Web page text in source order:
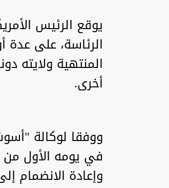
يوقع الرئيس
الرئاسة، على عدة
المنتهية ولايته
أخرى.
ووفقا لوكالة
في يومه الأول من
وإعادة الانضمام